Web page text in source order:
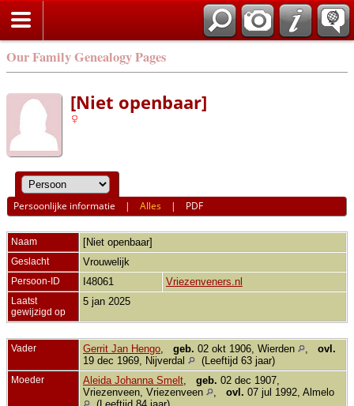
Our Family Genealogy Pages
[Niet openbaar]
Persoonlijke informatie |Alles | PDF
Naam [Niet openbaar]
Geslacht Vrouwelijk
Persoon-ID I48061 Vriezenveners.nl
Laatst
gewijzigd op
5 jan 2025
Vader Gerrit Jan Hengo geb. 02 okt 1906, Wierden
ovl.
19 dec 1969, Nijverdal
(Leeftijd 63 jaar)
Moeder Aleida Johanna Smelt geb. 02 dec 1907,
Vriezenveen, Vriezenveen
ovl. 07 jul 1992, Almelo